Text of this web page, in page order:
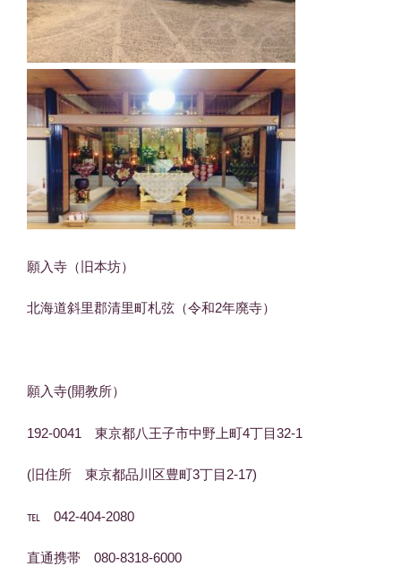
願入寺（旧本坊）
北海道斜里郡清里町札弦（令和2年廃寺）
願入寺(開教所）
192-0041 東京都八王子市中野上町4丁目32-1
(旧住所 東京都品川区豊町3丁目2-17)
℡ 042-404-2080
直通携帯 080-8318-6000